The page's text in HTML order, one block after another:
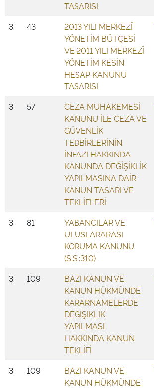
TASARISI
3 43
2013 YILI MERKEZÎ
YÖNETİM BÜTÇESİ
VE 2011 YILI MERKEZÎ
YÖNETİM KESİN
HESAP KANUNU
TASARISI
3 57
CEZA MUHAKEMESİ
KANUNU İLE CEZA VE
GÜVENLİK
TEDBİRLERİNİN
İNFAZI HAKKINDA
KANUNDA DEĞİŞİKLİK
YAPILMASINA DAİR
KANUN TASARI VE
TEKLİFLERİ
3 81
YABANCILAR VE
ULUSLARARASI
KORUMA KANUNU
(S.S.:310)
3 109
BAZI KANUN VE
KANUN HÜKMÜNDE
KARARNAMELERDE
DEĞİŞİKLİK
YAPILMASI
HAKKINDA KANUN
TEKLİFİ
3 109
BAZI KANUN VE
KANUN HÜKMÜNDE